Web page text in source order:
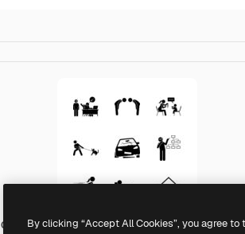
Generic Others
By clicking “Accept All Cookies”, you agree